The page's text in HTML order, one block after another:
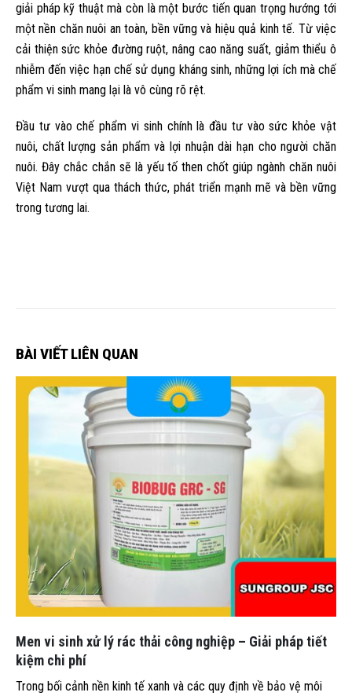
giải pháp kỹ thuật mà còn là một bước tiến quan trọng hướng tới
một nền chăn nuôi an toàn, bền vững và hiệu quả kinh tế. Từ việc
cải thiện sức khỏe đường ruột, nâng cao năng suất, giảm thiểu ô
nhiễm đến việc hạn chế sử dụng kháng sinh, những lợi ích mà chế
phẩm vi sinh mang lại là vô cùng rõ rệt.
Đầu tư vào chế phẩm vi sinh chính là đầu tư vào sức khỏe vật
nuôi, chất lượng sản phẩm và lợi nhuận dài hạn cho người chăn
nuôi. Đây chắc chắn sẽ là yếu tố then chốt giúp ngành chăn nuôi
Việt Nam vượt qua thách thức, phát triển mạnh mẽ và bền vững
trong tương lai.
BÀI VIẾT LIÊN QUAN
Men vi sinh xử lý rác thải công nghiệp – Giải pháp tiết
kiệm chi phí
Trong bối cảnh nền kinh tế xanh và các quy định về bảo vệ môi